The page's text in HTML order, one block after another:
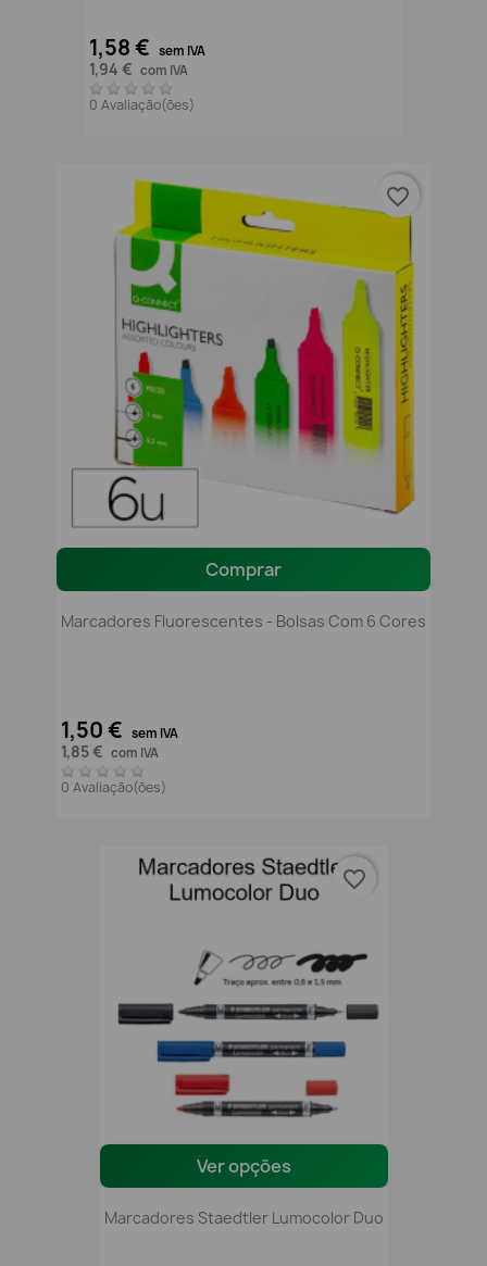
1,58 € sem IVA
1,94 € com IVA
0 Avaliação(ões)
Comprar
Marcadores Fluorescentes - Bolsas Com 6 Cores
1,50 € sem IVA
1,85 € com IVA
0 Avaliação(ões)
favorite_border
Ver opções
Marcadores Staedtler Lumocolor Duo
favorite_border